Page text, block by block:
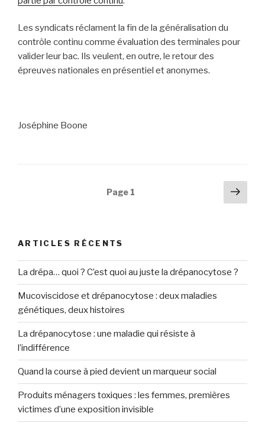
Les syndicats réclament la fin de la généralisation du
contrôle continu comme évaluation des terminales pour
valider leur bac. Ils veulent, en outre, le retour des
épreuves nationales en présentiel et anonymes.
Joséphine Boone
Page 1
ARTICLES RÉCENTS
La drépa… quoi ? C’est quoi au juste la drépanocytose ?
Mucoviscidose et drépanocytose : deux maladies
génétiques, deux histoires
La drépanocytose : une maladie qui résiste à
l’indifférence
Quand la course à pied devient un marqueur social
Produits ménagers toxiques : les femmes, premières
victimes d’une exposition invisible